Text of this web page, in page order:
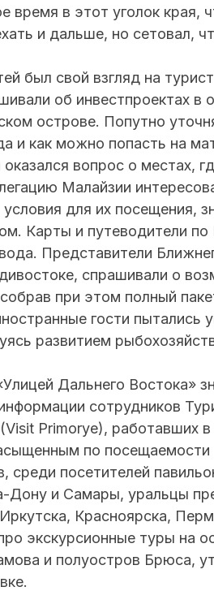
время в этот уголок края,
и дальше, но сетовал,
был свой взгляд на
об инвестпроектах в
острове. Попутно
и как можно попасть на
вопрос о местах,
Малайзии
для их посещения,
Карты и путеводители
Представители
спрашивали о
при этом полный
гости пытались
развитием
Дальнего Востока»
сотрудников
Primorye), работавших
по
среди посетителей
Дону и Самары, уральцы
Иркутска, Красноярска,
экскурсионные туры на
и полуостров Брюса,